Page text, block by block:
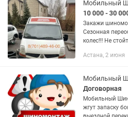
10 000 - 30
Закажи
Сезонная
колес!!! Не
время!!! Просто
Астана, 2 июня
Договорная
Мобильный
жгут запаску